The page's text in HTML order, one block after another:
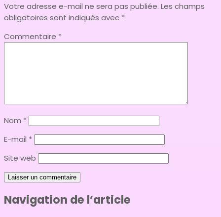
Votre adresse e-mail ne sera pas publiée. Les champs
obligatoires sont indiqués avec *
Commentaire *
Nom *
E-mail *
Site web
Navigation de l’article